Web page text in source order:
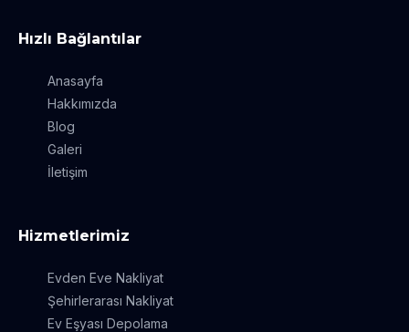
Hızlı Bağlantılar
Anasayfa
Hakkımızda
Blog
Galeri
İletişim
Hizmetlerimiz
Evden Eve Nakliyat
Şehirlerarası Nakliyat
Ev Eşyası Depolama